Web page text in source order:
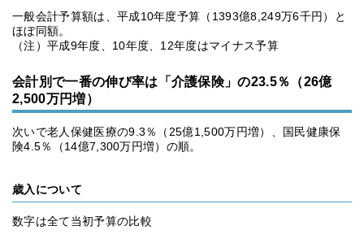
一般会計予算額は、平成10年度予算（1393億8,249万6千円）と
ほぼ同額。
（注）平成9年度、10年度、12年度はマイナス予算
会計別で一番の伸び率は「介護保険」の23.5％（26億
2,500万円増）
次いで老人保健医療の9.3％（25億1,500万円増）、国民健康保
険4.5％（14億7,300万円増）の順。
歳入について
数字は全て当初予算の比較